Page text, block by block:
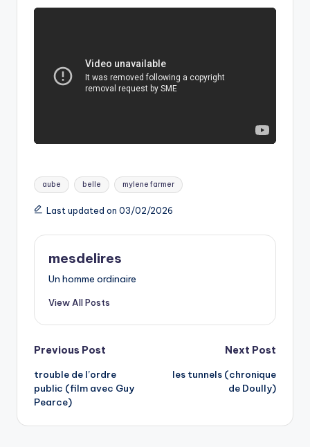
Tags:
aube belle mylene farmer
Last updated on 03/02/2026
mesdelires
Un homme ordinaire
View All Posts
Post
navigation
Previous Post
trouble de l’ordre
public (film avec Guy
Pearce)
Next Post
les tunnels (chronique
de Doully)